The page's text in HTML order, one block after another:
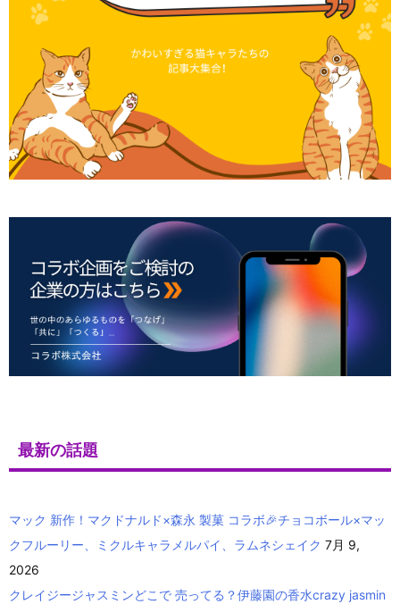
最新の話題
マック 新作！マクドナルド×森永 製菓 コラボ🎉チョコボール×マッ
クフルーリー、ミクルキャラメルパイ、ラムネシェイク 7月 9,
2026
クレイジージャスミンどこで 売ってる？伊藤園の香水crazy jasmin